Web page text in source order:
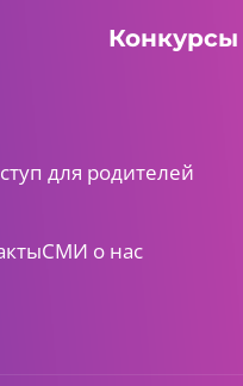
Конкурсы
для родителей
СМИ о нас